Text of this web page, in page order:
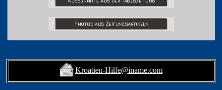
Kroatien-Hilfe@iname.com